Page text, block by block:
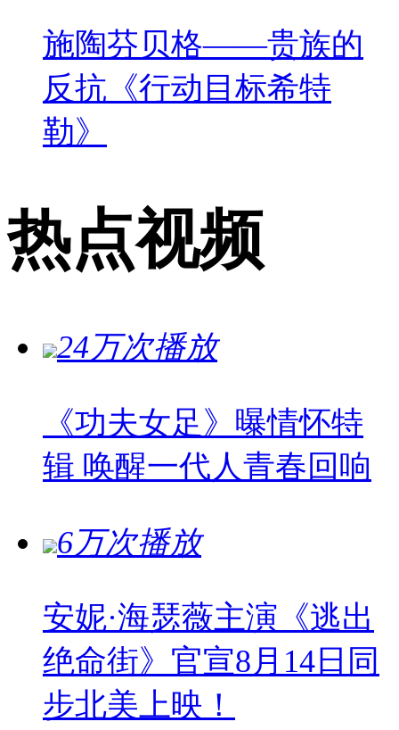
施陶芬贝格——贵族的
反抗《行动目标希特
勒》
热点视频
24万次播放
《功夫女足》曝情怀特
辑 唤醒一代人青春回响
6万次播放
安妮·海瑟薇主演《逃出
绝命街》官宣8月14日同
步北美上映！